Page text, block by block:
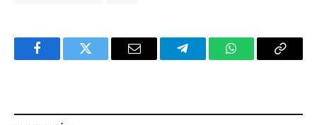
FacebookTwitter Email TelegramWhatsAppCopy